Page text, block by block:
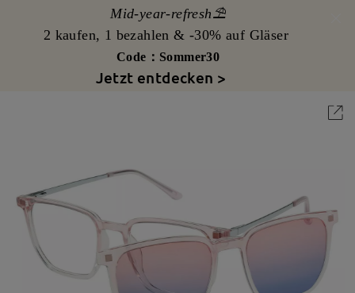
Mid-year-refresh⛱️
2 kaufen, 1 bezahlen & -30% auf Gläser
Code：Sommer30
Jetzt entdecken >